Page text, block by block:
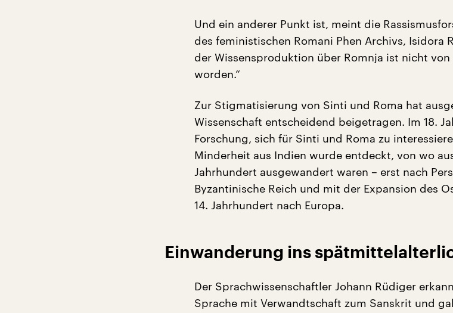
Und ein anderer Punkt ist, meint die
des feministischen Romani Phen Archivs, Isidora
der Wissensproduktion über Romnja ist nicht
worden.“
Zur Stigmatisierung von Sinti und Roma hat
Wissenschaft entscheidend beigetragen. Im 18.
Forschung, sich für Sinti und Roma zu
Minderheit aus Indien wurde entdeckt, von wo
Jahrhundert ausgewandert waren – erst nach
Byzantinische Reich und mit der Expansion des
14. Jahrhundert nach Europa.
Einwanderung ins
Der Sprachwissenschaftler Johann Rüdiger
Sprache mit Verwandtschaft zum Sanskrit und